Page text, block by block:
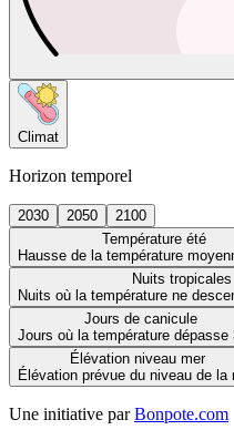
Climat
Horizon temporel
2030 2050
2100
Température été
Hausse de la température
Nuits tropicales
Nuits où la température ne
Jours de canicule
Jours où la température dépasse
Élévation niveau mer
Élévation prévue du niveau de la
Une initiative par Bonpote.com